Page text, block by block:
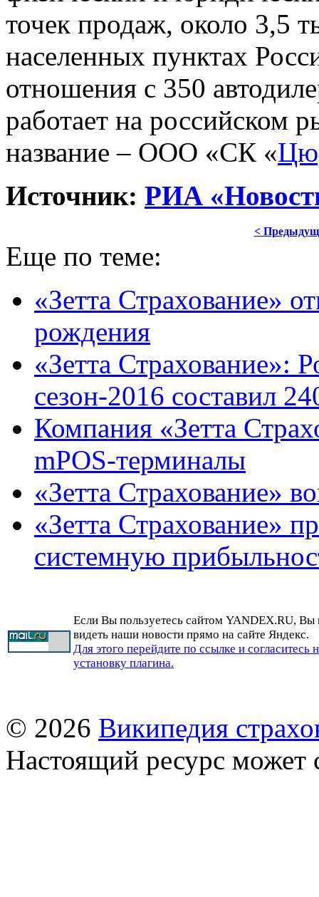
точек продаж, около 3,5
населенных пунктах
отношения с 350
работает на российском
название – ООО «СК «
Источник: РИА
<
Еще по теме:
«Зетта Страхование»
рождения
«Зетта Страхование»:
сезон-2016 составил
Компания «Зетта
mPOS-терминалы
«Зетта Страхование»
«Зетта Страхование»
системную
Если Вы пользуетесь сайтом YANDEX.RU, Вы
видеть наши новости прямо на сайте Яндекс.
Для этого перейдите по ссылке и согласитесь
установку плагина.
© 2026 Википедия
Настоящий ресурс может